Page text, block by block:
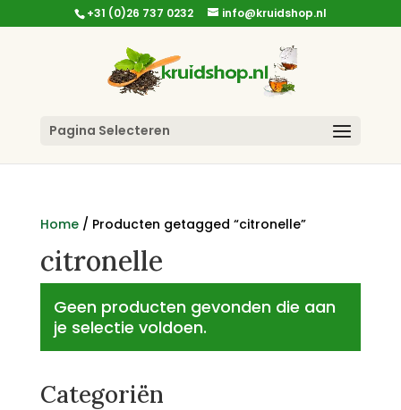
+31 (0)26 737 0232 info@kruidshop.nl
Pagina Selecteren
Home/ Producten getagged “citronelle”
citronelle
Geen producten gevonden die aan
je selectie voldoen.
Categoriën